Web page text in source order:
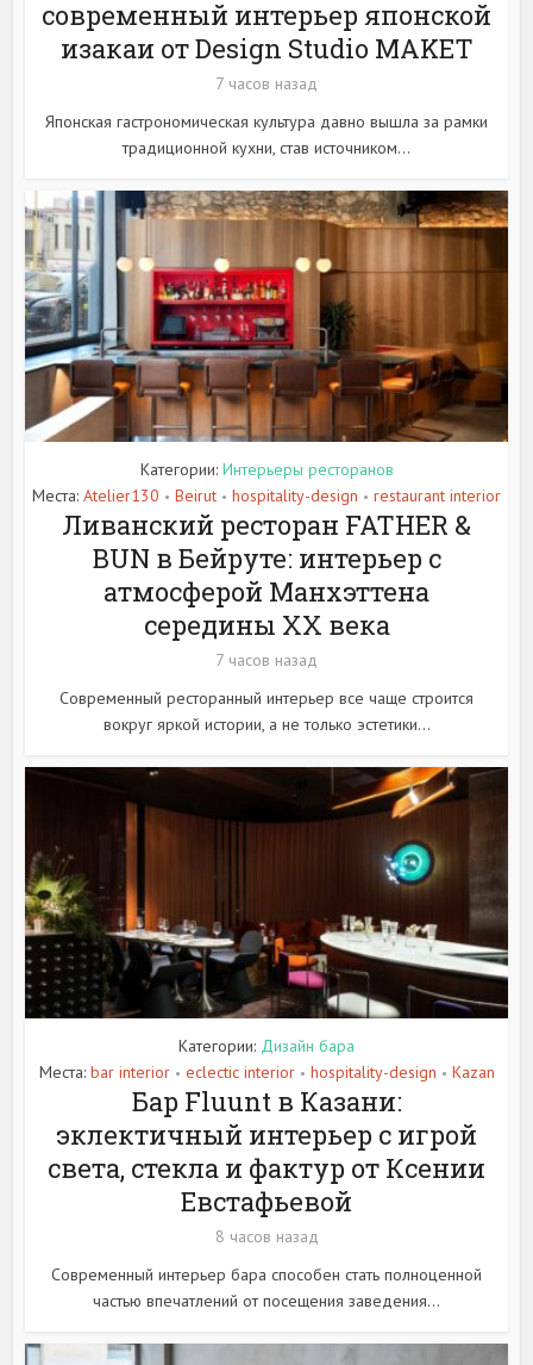
современный интерьер японской
изакаи от Design Studio MAKET
7 часов назад
Японская гастрономическая культура давно вышла за рамки
традиционной кухни, став источником...
Категории: Интерьеры ресторанов
Места: Atelier130 • Beirut • hospitality-design • restaurant interior
Ливанский ресторан FATHER &
BUN в Бейруте: интерьер с
атмосферой Манхэттена
середины XX века
7 часов назад
Современный ресторанный интерьер все чаще строится
вокруг яркой истории, а не только эстетики...
Категории: Дизайн бара
Места: bar interior • eclectic interior • hospitality-design • Kazan
Бар Fluunt в Казани:
эклектичный интерьер с игрой
света, стекла и фактур от Ксении
Евстафьевой
8 часов назад
Современный интерьер бара способен стать полноценной
частью впечатлений от посещения заведения...